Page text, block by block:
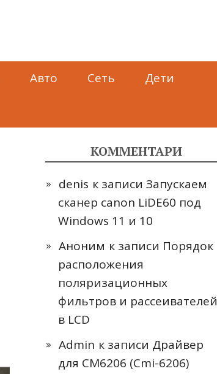
Авто Сеть Дети
КОММЕНТАРИ
denis к записи Запускаем
сканер canon LiDE60 под
Windows 11 и 10
Аноним к записи Порядок
расположения
поляризационных
фильтров и рассеивателей
в LCD
Admin к записи Драйвер
для CM6206 (Cmi-6206)